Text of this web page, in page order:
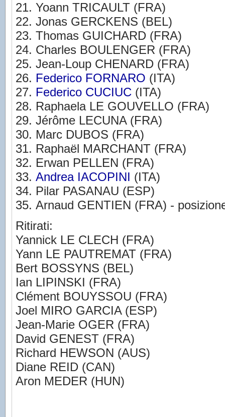
Yoann TRICAULT (FRA)
Jonas GERCKENS (BEL)
Thomas GUICHARD (FRA)
Charles BOULENGER (FRA)
Jean-Loup CHENARD (FRA)
Federico FORNARO (ITA)
Federico CUCIUC (ITA)
Raphaela LE GOUVELLO (FRA)
Jérôme LECUNA (FRA)
Marc DUBOS (FRA)
Raphaël MARCHANT (FRA)
Erwan PELLEN (FRA)
Andrea IACOPINI (ITA)
Pilar PASANAU (ESP)
Arnaud GENTIEN (FRA) -
Ritirati:
Yannick LE CLECH (FRA)
Yann LE PAUTREMAT (FRA)
Bert BOSSYNS (BEL)
Ian LIPINSKI (FRA)
Clément BOUYSSOU (FRA)
Joel MIRO GARCIA (ESP)
Jean-Marie OGER (FRA)
David GENEST (FRA)
Richard HEWSON (AUS)
Diane REID (CAN)
Aron MEDER (HUN)